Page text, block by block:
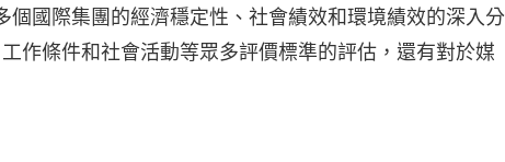
國際集團的經濟穩定性、社會績效和環境績效的深入分
作條件和社會活動等眾多評價標準的評估，還有對於媒